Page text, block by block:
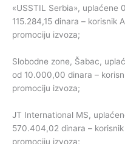
«USSTIL Serbia», uplaćene
115.284,15 dinara – korisnik
promociju izvoza;
Slobodne zone, Šabac,
od 10.000,00 dinara –
promociju izvoza;
JT International MS,
570.404,02 dinara –
promociju izvoza;